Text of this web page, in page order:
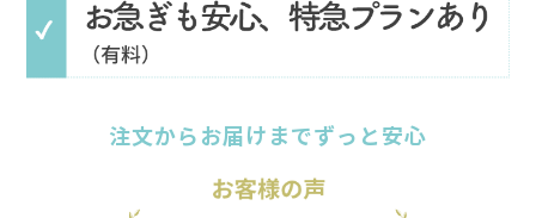
注文からお届けまでずっと安心